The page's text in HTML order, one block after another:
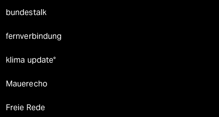
bundestalk
fernverbindung
klima update°
Mauerecho
Freie Rede